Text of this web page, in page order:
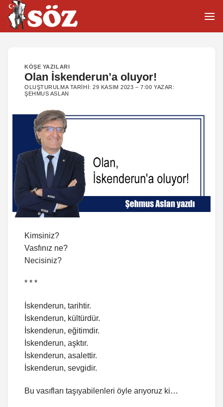
İçeriğe
atla
KÖŞE YAZILARI
Olan İskenderun’a oluyor!
OLUŞTURULMA TARIHI:29 KASIM 2023 – 7:00 YAZAR:
ŞEHMUS ASLAN
Kimsiniz?
Vasfınız ne?
Necisiniz?
* * *
İskenderun, tarihtir.
İskenderun, kültürdür.
İskenderun, eğitimdir.
İskenderun, aşktır.
İskenderun, asalettir.
İskenderun, sevgidir.
Bu vasıfları taşıyabilenleri öyle arıyoruz ki…